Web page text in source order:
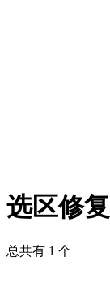
选区修复
总共有 1 个